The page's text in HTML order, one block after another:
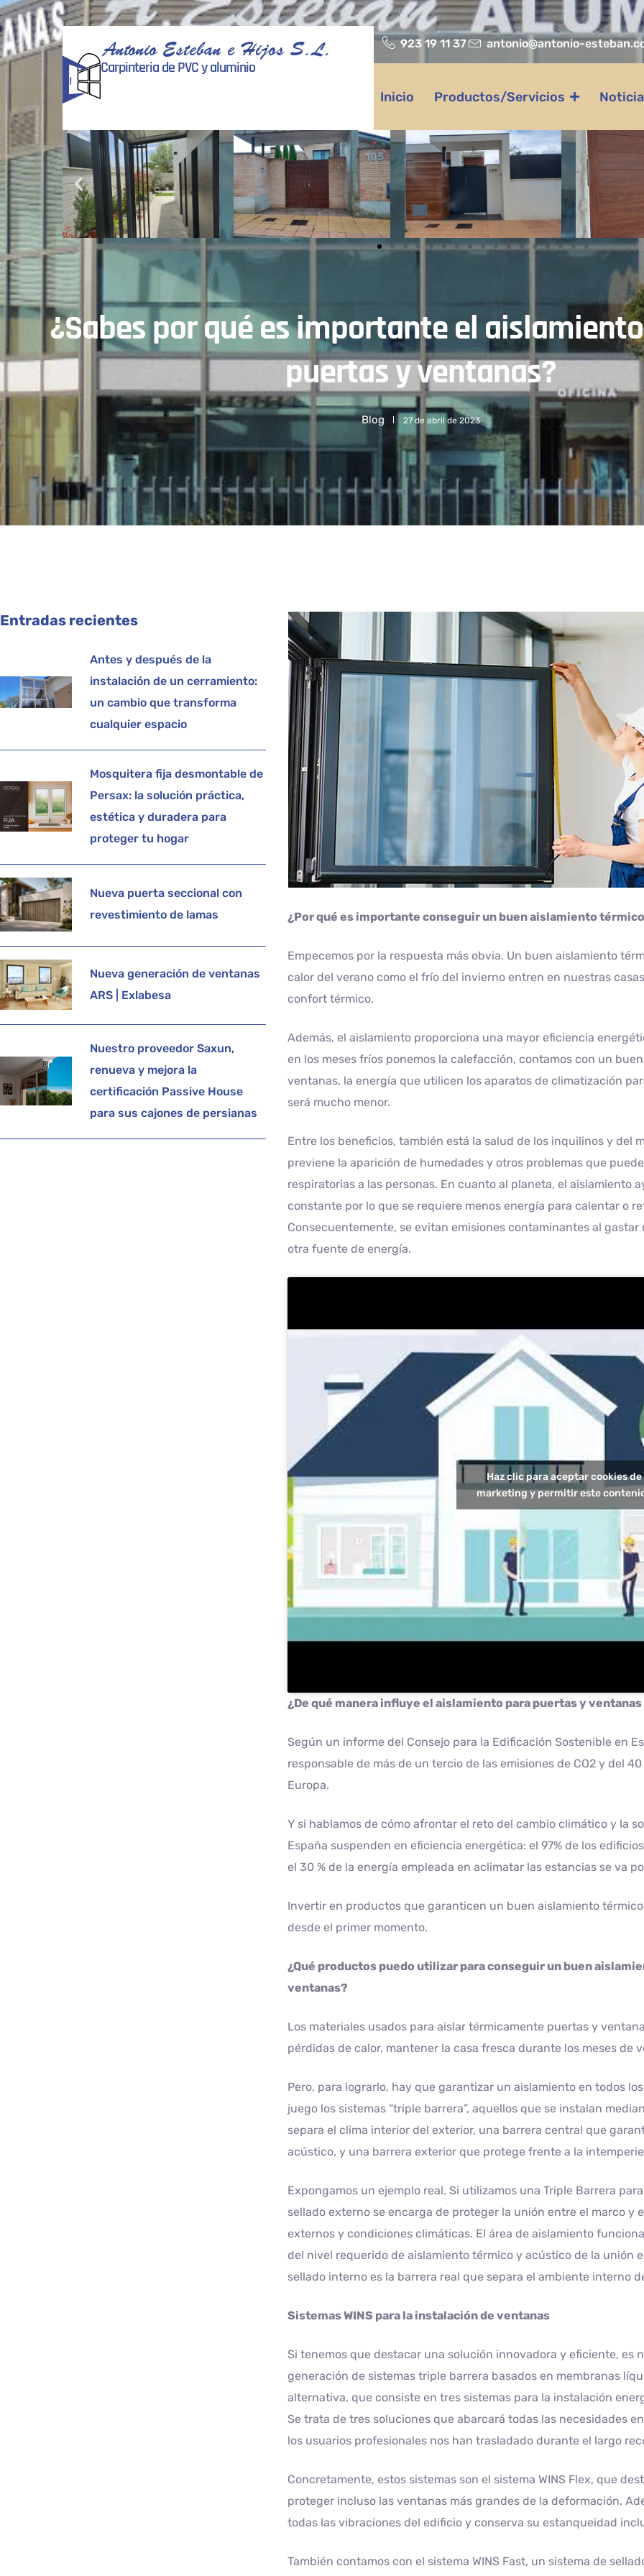
Antonio Esteban e Hijos S.L.
Carpinteria de PVC y aluminio
923 19 11 37 antonio@antonio-
Inicio Productos/Servicios
¿Sabes por qué es importante el
puertas y ventanas?
Blog 27 de abril de 2023
Entradas recientes
Antes y después de la
instalación de un cerramiento:
un cambio que transforma
cualquier espacio
Mosquitera fija desmontable de
Persax: la solución práctica,
estética y duradera para
proteger tu hogar
Nueva puerta seccional con
revestimiento de lamas
Nueva generación de ventanas
ARS | Exlabesa
Nuestro proveedor Saxun,
renueva y mejora la
certificación Passive House
para sus cajones de persianas
¿Por qué es importante conseguir un buen aislamiento
Empecemos por la respuesta más obvia. Un buen aislamiento
calor del verano como el frío del invierno entren en nuestras
confort térmico.
Además, el aislamiento proporciona una mayor eficiencia
en los meses fríos ponemos la calefacción, contamos con un
ventanas, la energía que utilicen los aparatos de climatización
será mucho menor.
Entre los beneficios, también está la salud de los inquilinos y del
previene la aparición de humedades y otros problemas que
respiratorias a las personas. En cuanto al planeta, el aislamiento
constante por lo que se requiere menos energía para calentar o
Consecuentemente, se evitan emisiones contaminantes al
otra fuente de energía.
Haz clic para aceptar cookies de
marketing y permitir este
¿De qué manera influye el aislamiento para puertas y
Según un informe del Consejo para la Edificación Sostenible en
responsable de más de un tercio de las emisiones de CO2 y del
Europa.
Y si hablamos de cómo afrontar el reto del cambio climático y la
España suspenden en eficiencia energética: el 97% de los
el 30 % de la energía empleada en aclimatar las estancias se va
Invertir en productos que garanticen un buen aislamiento
desde el primer momento.
¿Qué productos puedo utilizar para conseguir un buen
ventanas?
Los materiales usados para aislar térmicamente puertas y
pérdidas de calor, mantener la casa fresca durante los meses de
Pero, para lograrlo, hay que garantizar un aislamiento en todos
juego los sistemas “triple barrera”, aquellos que se instalan
separa el clima interior del exterior, una barrera central que
acústico, y una barrera exterior que protege frente a la
Expongamos un ejemplo real. Si utilizamos una Triple Barrera
sellado externo se encarga de proteger la unión entre el marco y
externos y condiciones climáticas. El área de aislamiento
del nivel requerido de aislamiento térmico y acústico de la unión
sellado interno es la barrera real que separa el ambiente interno
Sistemas WINS para la instalación de ventanas
Si tenemos que destacar una solución innovadora y eficiente, es
generación de sistemas triple barrera basados en membranas
alternativa, que consiste en tres sistemas para la instalación
Se trata de tres soluciones que abarcará todas las necesidades
los usuarios profesionales nos han trasladado durante el largo
Concretamente, estos sistemas son el sistema WINS Flex, que
proteger incluso las ventanas más grandes de la deformación.
todas las vibraciones del edificio y conserva su estanqueidad
También contamos con el sistema WINS Fast, un sistema de